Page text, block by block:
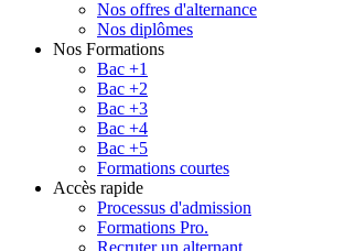
Nos offres d'alternance
Nos diplômes
Nos Formations
Bac +1
Bac +2
Bac +3
Bac +4
Bac +5
Formations courtes
Accès rapide
Processus d'admission
Formations Pro.
Recruter un alternant